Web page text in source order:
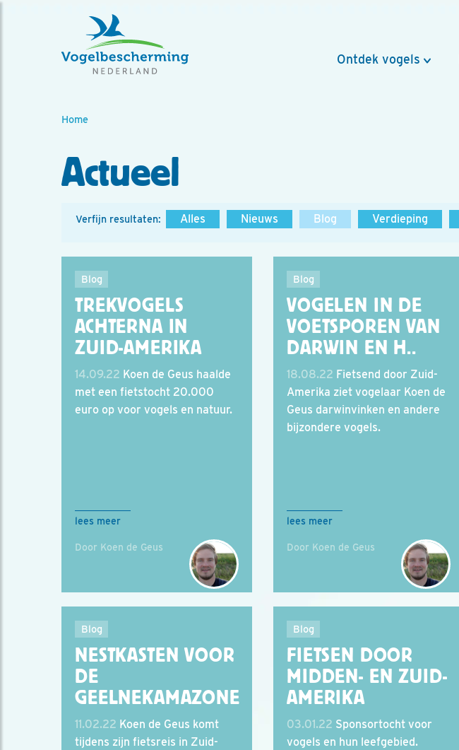
Ontdek vogels
Home
Actueel
Verfijn resultaten: Alles Nieuws Blog Verdieping
Blog
TREKVOGELS
ACHTERNA IN
ZUID-AMERIKA
14.09.22 Koen de Geus haalde
met een fietstocht 20.000
euro op voor vogels en natuur.
lees meer
Door Koen de Geus
Blog
VOGELEN IN DE
VOETSPOREN VAN
DARWIN EN H..
18.08.22 Fietsend door Zuid-
Amerika ziet vogelaar Koen de
Geus darwinvinken en andere
bijzondere vogels.
lees meer
Door Koen de Geus
Blog
NESTKASTEN VOOR
DE
GEELNEKAMAZONE
11.02.22 Koen de Geus komt
tijdens zijn fietsreis in Zuid-
Blog
FIETSEN DOOR
MIDDEN- EN ZUID-
AMERIKA
03.01.22 Sponsortocht voor
vogels en hun leefgebied.